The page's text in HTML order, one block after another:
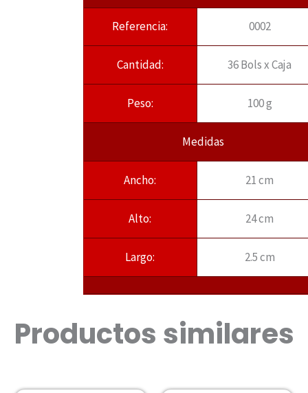
Referencia: 0002
Cantidad: 36 Bols x Caja
Peso: 100 g
Medidas
Ancho: 21 cm
Alto: 24 cm
Largo: 2.5 cm
Productos similares